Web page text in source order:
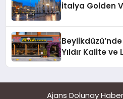
İtalya Golden
Yıldır Kalite
Ajans Dolunay